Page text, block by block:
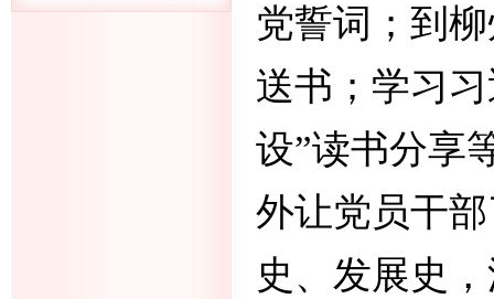
党誓词；到
送书；学习
设”读书分享
外让党员干
史、发展史